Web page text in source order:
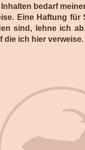
bedarf
Eine Haftung für
sind, lehne ich
die ich hier